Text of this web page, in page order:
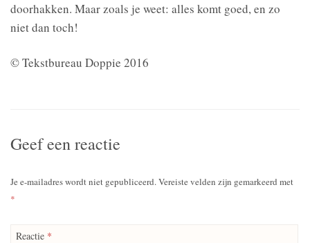
doorhakken. Maar zoals je weet: alles komt goed, en zo
niet dan toch!
© Tekstbureau Doppie 2016
Geef een reactie
Je e-mailadres wordt niet gepubliceerd.Vereiste velden zijn gemarkeerd met
*
Reactie *